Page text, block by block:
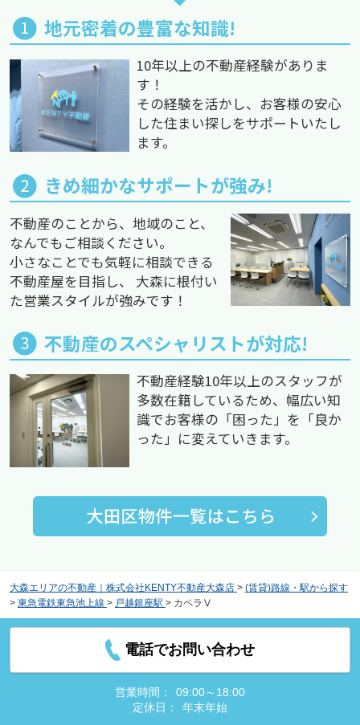
地元密着の豊富な知識!
10年以上の不動産経験がありま
す！
その経験を活かし、お客様の安心
した住まい探しをサポートいたし
ます。
きめ細かなサポートが強み!
不動産のことから、地域のこと、
なんでもご相談ください。
小さなことでも気軽に相談できる
不動産屋を目指し、 大森に根付い
た営業スタイルが強みです！
不動産のスペシャリストが対応!
不動産経験10年以上のスタッフが
多数在籍しているため、幅広い知
識でお客様の「困った」を「良か
った」に変えていきます。
大森エリアの不動産｜株式会社KENTY不動産大森店 > (賃貸)路線・駅から探す
> 東急電鉄東急池上線 > 戸越銀座駅 > カペラⅤ
電話でお問い合わせ
営業時間：
09:00～18:00
定休日：
年末年始